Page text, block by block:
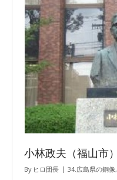
小林政夫（福山市）
By ヒロ団長 34.広島県の銅像,